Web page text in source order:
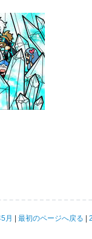
月 最初のページへ戻る